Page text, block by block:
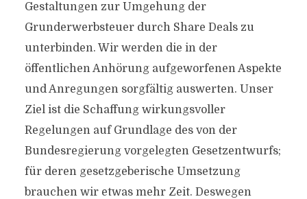
Gestaltungen zur Umgehung der
Grunderwerbsteuer durch Share Deals zu
unterbinden. Wir werden die in der
öffentlichen Anhörung aufgeworfenen Aspekte
und Anregungen sorgfältig auswerten. Unser
Ziel ist die Schaffung wirkungsvoller
Regelungen auf Grundlage des von der
Bundesregierung vorgelegten Gesetzentwurfs;
für deren gesetzgeberische Umsetzung
brauchen wir etwas mehr Zeit. Deswegen